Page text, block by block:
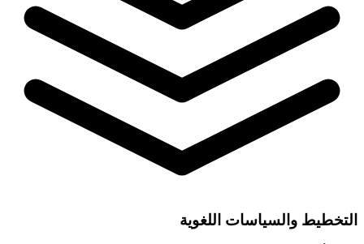
التخطيط والسياسات اللغوية